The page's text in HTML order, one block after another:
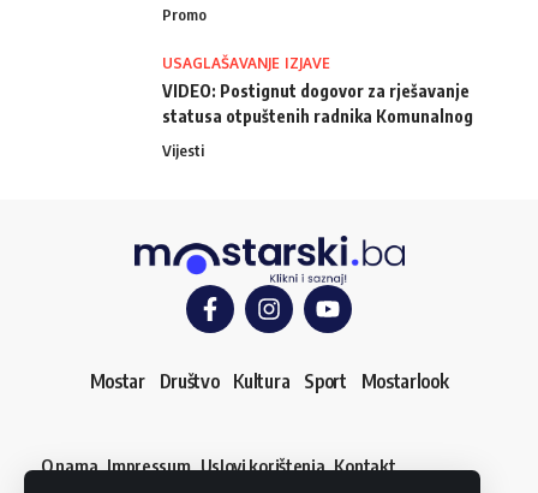
Promo
USAGLAŠAVANJE IZJAVE
VIDEO: Postignut dogovor za rješavanje
statusa otpuštenih radnika Komunalnog
Vijesti
Mostar Društvo Kultura Sport Mostarlook
O nama Impressum Uslovi korištenja Kontakt